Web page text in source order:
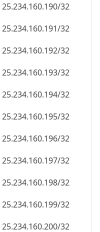
25.234.160.190/32
25.234.160.191/32
25.234.160.192/32
25.234.160.193/32
25.234.160.194/32
25.234.160.195/32
25.234.160.196/32
25.234.160.197/32
25.234.160.198/32
25.234.160.199/32
25.234.160.200/32